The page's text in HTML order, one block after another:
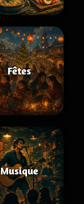
Fêtes
Musique